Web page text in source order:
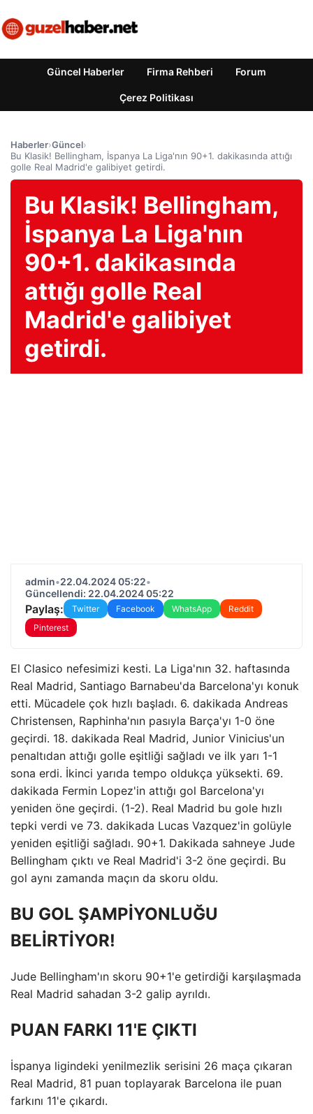
Güncel Haberler Firma Rehberi Forum
Çerez Politikası
Haberler›Güncel›
Bu Klasik! Bellingham, İspanya La Liga'nın 90+1. dakikasında attığı
golle Real Madrid'e galibiyet getirdi.
Bu Klasik! Bellingham,
İspanya La Liga'nın
90+1. dakikasında
attığı golle Real
Madrid'e galibiyet
getirdi.
admin•22.04.2024 05:22•
Güncellendi: 22.04.2024 05:22
Paylaş: Twitter Facebook WhatsApp
Reddit
Pinterest
El Clasico nefesimizi kesti. La Liga'nın 32. haftasında
Real Madrid, Santiago Barnabeu'da Barcelona'yı konuk
etti. Mücadele çok hızlı başladı. 6. dakikada Andreas
Christensen, Raphinha'nın pasıyla Barça'yı 1-0 öne
geçirdi. 18. dakikada Real Madrid, Junior Vinicius'un
penaltıdan attığı golle eşitliği sağladı ve ilk yarı 1-1
sona erdi. İkinci yarıda tempo oldukça yüksekti. 69.
dakikada Fermin Lopez'in attığı gol Barcelona'yı
yeniden öne geçirdi. (1-2). Real Madrid bu gole hızlı
tepki verdi ve 73. dakikada Lucas Vazquez'in golüyle
yeniden eşitliği sağladı. 90+1. Dakikada sahneye Jude
Bellingham çıktı ve Real Madrid'i 3-2 öne geçirdi. Bu
gol aynı zamanda maçın da skoru oldu.
BU GOL ŞAMPİYONLUĞU
BELİRTİYOR!
Jude Bellingham'ın skoru 90+1'e getirdiği karşılaşmada
Real Madrid sahadan 3-2 galip ayrıldı.
PUAN FARKI 11'E ÇIKTI
İspanya ligindeki yenilmezlik serisini 26 maça çıkaran
Real Madrid, 81 puan toplayarak Barcelona ile puan
farkını 11'e çıkardı.